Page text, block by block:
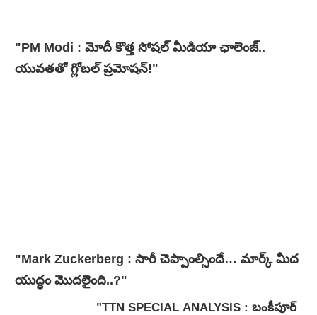
"PM Modi : మోదీ కొత్త సోషల్ మీడియా ఛాలెంజ్..
యువతతో గ్లోబల్ ప్రమోషన్!"
"Mark Zuckerberg : సారీ చెప్పాంల్సిందే… మార్క్ మీద
యుద్ధం మొదలైంది..?"
"TTN SPECIAL ANALYSIS : బంకీపూర్